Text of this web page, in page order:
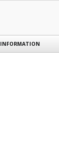
INFORMATION